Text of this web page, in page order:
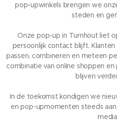
pop-upwinkels brengen we
steden en
Onze pop-up in Turnhout liet
persoonlijk contact blijft.
passen, combineren en meteen
combinatie van online shoppen
blijven
In de toekomst kondigen we
en pop-upmomenten steeds